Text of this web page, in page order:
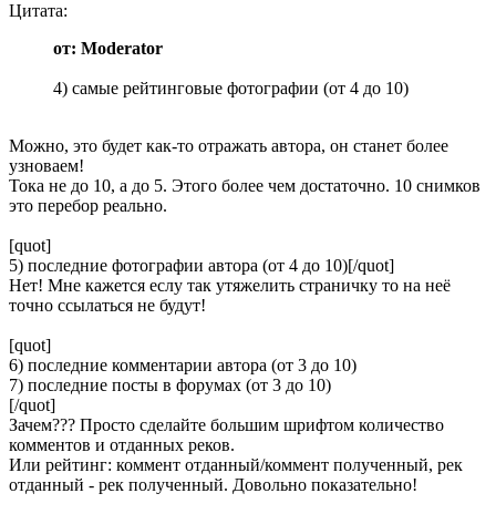
Цитата:
от: Moderator
4) самые рейтинговые фотографии (от 4 до 10)
Можно, это будет как-то отражать автора, он станет более
узноваем!
Тока не до 10, а до 5. Этого более чем достаточно. 10 снимков
это перебор реально.
[quot]
5) последние фотографии автора (от 4 до 10)[/quot]
Нет! Мне кажется еслу так утяжелить страничку то на неё
точно ссылаться не будут!
[quot]
6) последние комментарии автора (от 3 до 10)
7) последние посты в форумах (от 3 до 10)
[/quot]
Зачем??? Просто сделайте большим шрифтом количество
комментов и отданных реков.
Или рейтинг: коммент отданный/коммент полученный, рек
отданный - рек полученный. Довольно показательно!